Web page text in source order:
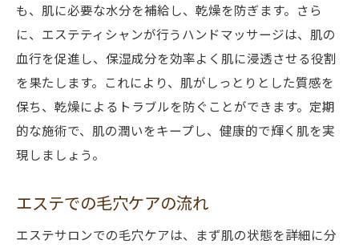
専門サロンの選び方
人気のエステサロン紹介
各エステサロンの特徴と料金
エステティシャンの技術と経験
エステサロンで提供される特別メニュー
最新のエステサロン情報
徹底解説
毛穴ケアと乾燥対策の基本知識
も、肌に必要な水分を補給し、乾燥を防ぎます。さら
に、エステティシャンが行うハンドマッサージは、肌の
血行を促進し、保湿成分を効率よく肌に浸透させる役割
を果たします。これにより、肌がしっとりとした質感を
保ち、乾燥によるトラブルを防ぐことができます。定期
的な施術で、肌の潤いをキープし、健康的で輝く肌を実
現しましょう。
エステでの毛穴ケアの流れ
エステサロンでの毛穴ケアは、まず肌の状態を詳細に分